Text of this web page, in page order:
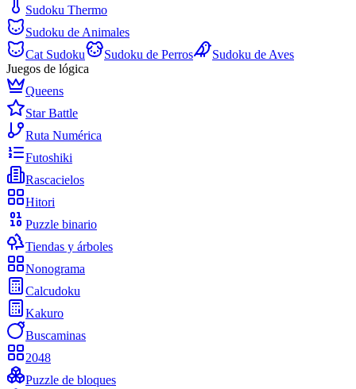
Sudoku Thermo
Sudoku de Animales
Cat Sudoku
Sudoku de Perros
Sudoku de Aves
Juegos de lógica
Queens
Star Battle
Ruta Numérica
Futoshiki
Rascacielos
Hitori
Puzzle binario
Tiendas y árboles
Nonograma
Calcudoku
Kakuro
Buscaminas
2048
Puzzle de bloques